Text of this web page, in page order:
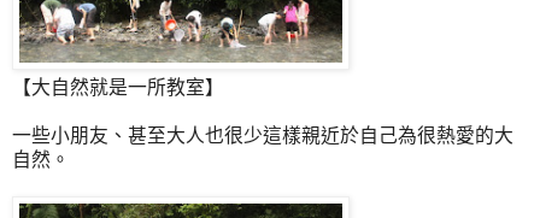
【大自然就是一所教室】
一些小朋友、甚至大人也很少這樣親近於自己為很熱愛的大
自然。